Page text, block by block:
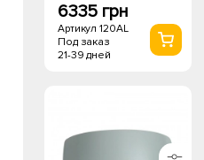
6335 грн
Артикул 120AL
Под заказ
21-39 дней